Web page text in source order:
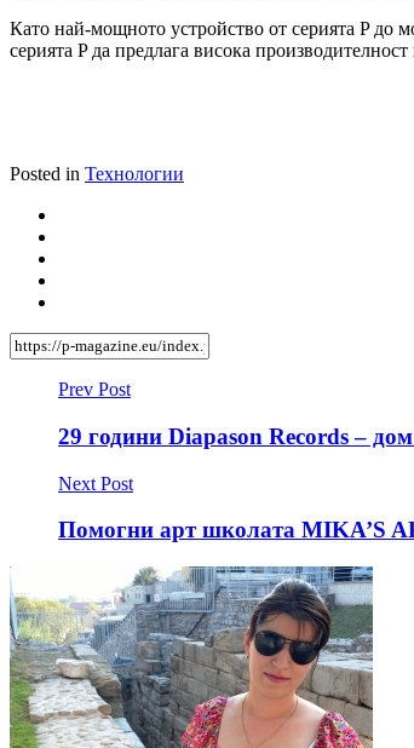
Като най-мощното устройство от серията P до
серията P да предлага висока
Posted in Технологии
Prev Post
29 години Diapason Records –
Next Post
Помогни арт школата MIKA’S